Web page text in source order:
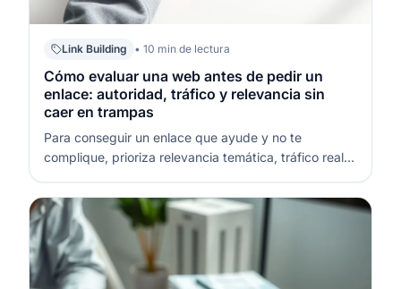
Link Building • 10 min de lectura
Cómo evaluar una web antes de pedir un
enlace: autoridad, tráfico y relevancia sin
caer en trampas
Para conseguir un enlace que ayude y no te
complique, prioriza relevancia temática, tráfico real y
un número, sino de comprobar si el sitio tiene
audiencia, coherencia y un “encaje” natural con tu
contenido. Las métricas co…